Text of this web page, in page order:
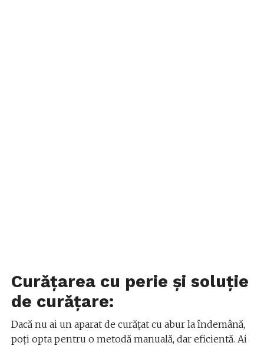
Curățarea cu perie și soluție
de curățare:
Dacă nu ai un aparat de curățat cu abur la îndemână,
poți opta pentru o metodă manuală, dar eficientă. Ai